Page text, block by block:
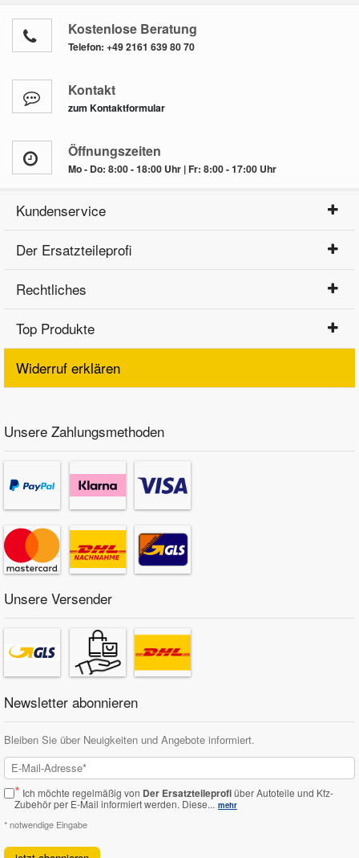
Kostenlose Beratung
Telefon: +49 2161 639 80 70
Kontakt
zum Kontaktformular
Öffnungszeiten
Mo - Do: 8:00 - 18:00 Uhr | Fr: 8:00 - 17:00 Uhr
Kundenservice
Der Ersatzteileprofi
Rechtliches
Top Produkte
Widerruf erklären
Unsere Zahlungsmethoden
Unsere Versender
Newsletter abonnieren
Bleiben Sie über Neuigkeiten und Angebote informiert.
* Ich möchte regelmäßig von Der Ersatzteileprofiüber Autoteile und Kfz-
Zubehör per E-Mail informiert werden. Diese... mehr
* notwendige Eingabe